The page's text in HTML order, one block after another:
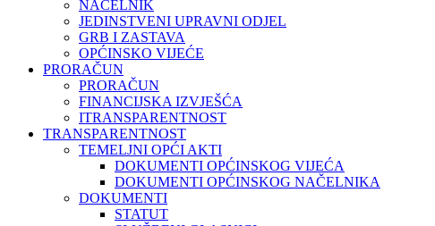
NAČELNIK
JEDINSTVENI UPRAVNI ODJEL
GRB I ZASTAVA
OPĆINSKO VIJEĆE
PRORAČUN
PRORAČUN
FINANCIJSKA IZVJEŠĆA
ITRANSPARENTNOST
TRANSPARENTNOST
TEMELJNI OPĆI AKTI
DOKUMENTI OPĆINSKOG VIJEĆA
DOKUMENTI OPĆINSKOG NAČELNIKA
DOKUMENTI
STATUT